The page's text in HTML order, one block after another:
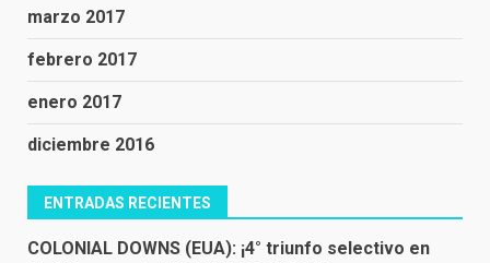
marzo 2017
febrero 2017
enero 2017
diciembre 2016
ENTRADAS RECIENTES
COLONIAL DOWNS (EUA): ¡4° triunfo selectivo en